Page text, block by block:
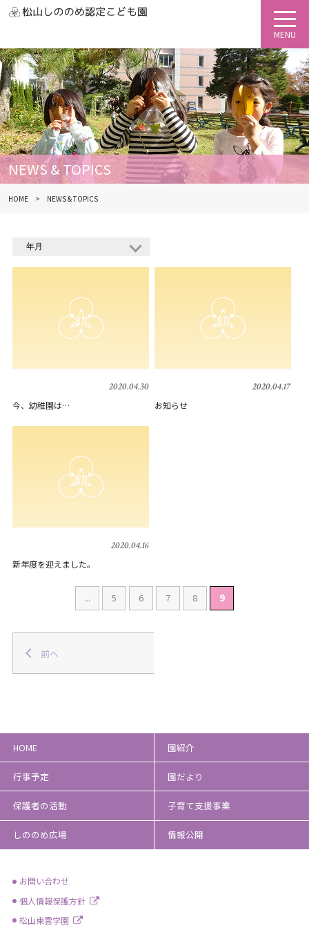
NEWS & TOPICS
HOME NEWS & TOPICS
2020.04.30
今、幼稚園は…
2020.04.17
お知らせ
2020.04.16
新年度を迎えました。
前へ
... 5 6 7 8 9
HOME 園紹介
行事予定 園だより
保護者の活動 子育て支援事業
しののめ広場 情報公開
お問い合わせ
個人情報保護方針
松山東雲学園